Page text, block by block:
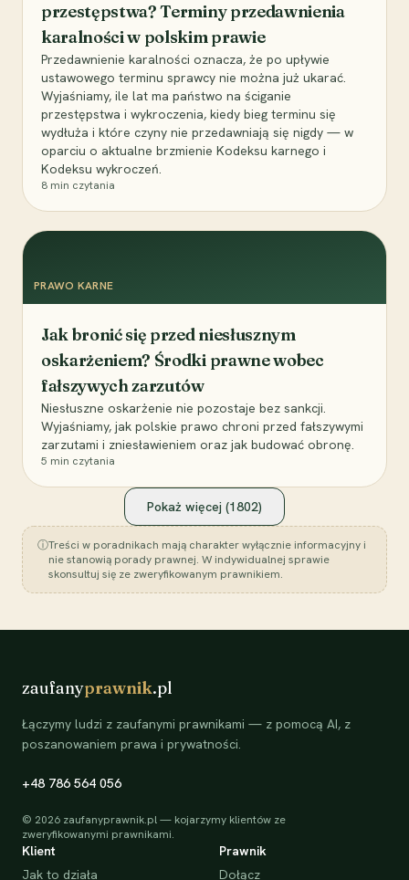
przestępstwa? Terminy przedawnienia
karalności w polskim prawie
Przedawnienie karalności oznacza, że po upływie
ustawowego terminu sprawcy nie można już ukarać.
Wyjaśniamy, ile lat ma państwo na ściganie
przestępstwa i wykroczenia, kiedy bieg terminu się
wydłuża i które czyny nie przedawniają się nigdy — w
oparciu o aktualne brzmienie Kodeksu karnego i
Kodeksu wykroczeń.
8 min czytania
PRAWO KARNE
Jak bronić się przed niesłusznym
oskarżeniem? Środki prawne wobec
fałszywych zarzutów
Niesłuszne oskarżenie nie pozostaje bez sankcji.
Wyjaśniamy, jak polskie prawo chroni przed fałszywymi
zarzutami i zniesławieniem oraz jak budować obronę.
5 min czytania
Pokaż więcej (1802)
ⓘTreści w poradnikach mają charakter wyłącznie informacyjny i
nie stanowią porady prawnej. W indywidualnej sprawie
skonsultuj się ze zweryfikowanym prawnikiem.
zaufanyprawnik.pl
Łączymy ludzi z zaufanymi prawnikami — z pomocą AI, z
poszanowaniem prawa i prywatności.
+48 786 564 056
© 2026 zaufanyprawnik.pl — kojarzymy klientów ze
zweryfikowanymi prawnikami.
Klient
Jak to działa
Prawnik
Dołącz